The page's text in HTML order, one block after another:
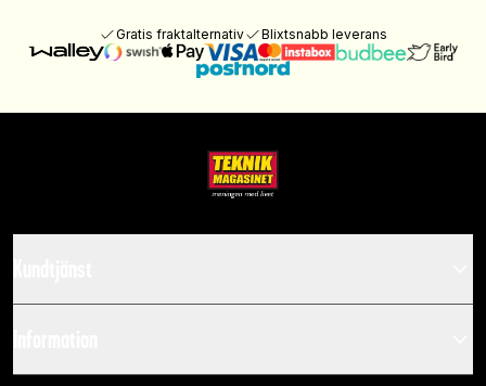
Gratis fraktalternativ Blixtsnabb leverans